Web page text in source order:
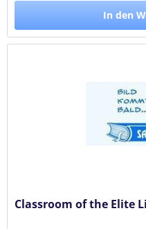
In den
Classroom of the Elite